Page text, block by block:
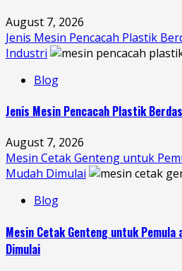
August 7, 2026
Jenis Mesin Pencacah Plastik
Industri
Blog
Jenis Mesin Pencacah Plastik
August 7, 2026
Mesin Cetak Genteng untuk
Mudah Dimulai
Blog
Mesin Cetak Genteng untuk
Dimulai